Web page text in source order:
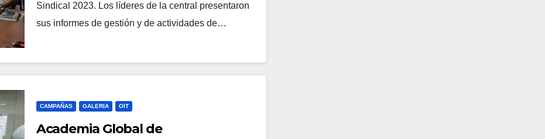
Sindical 2023. Los líderes de la central presentaron
sus informes de gestión y de actividades de…
CAMPAÑAS GALERIA OIT
Academia Global de